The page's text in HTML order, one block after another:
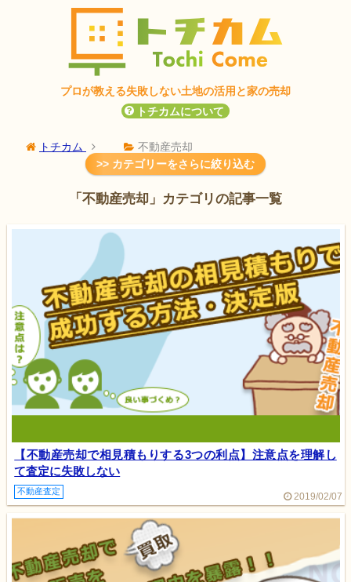
プロが教える失敗しない土地の活用と家の売却
トチカムについて
トチカム
不動産売却
カテゴリーをさらに絞り込む
【不動産の種類・立地条件
別】不動産売却のコツ
【地域別】不動産売却のポイ
ント
不動産一括査定の評判・口コ
不動産会社の評判・口コミ
不動産売却にまつわるお金 不動産査定
「不動産売却」カテゴリの記事一覧
【不動産売却で相見積もりする3つの利点】注意点を理解し
て査定に失敗しない
不動産査定 2019/02/07